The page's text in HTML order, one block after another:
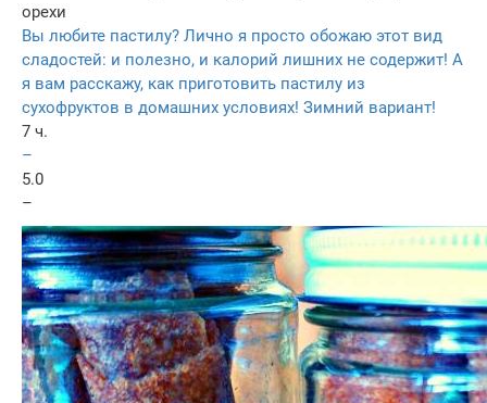
орехи
Вы любите пастилу? Лично я просто обожаю этот вид
сладостей: и полезно, и калорий лишних не содержит! А
я вам расскажу, как приготовить пастилу из
сухофруктов в домашних условиях! Зимний вариант!
7 ч.
–
5.0
–